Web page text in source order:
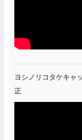
ヨシノリコタケキャ
正